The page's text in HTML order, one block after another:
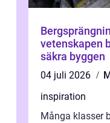
vetenskapen
säkra byggen
04 juli 2026
inspiration
Många klasser